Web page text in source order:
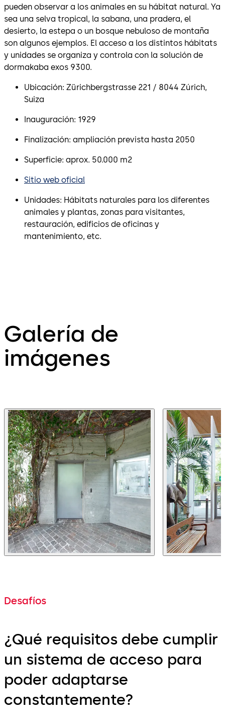
pueden observar a los animales en su hábitat natural. Ya
sea una selva tropical, la sabana, una pradera, el
desierto, la estepa o un bosque nebuloso de montaña
son algunos ejemplos. El acceso a los distintos hábitats
y unidades se organiza y controla con la solución de
dormakaba exos 9300.
Ubicación: Zürichbergstrasse 221 / 8044 Zúrich,
Suiza
Inauguración: 1929
Finalización: ampliación prevista hasta 2050
Superficie: aprox. 50.000 m2
Sitio web oficial
Unidades: Hábitats naturales para los diferentes
animales y plantas, zonas para visitantes,
restauración, edificios de oficinas y
mantenimiento, etc.
Galería de
imágenes
Desafíos
¿Qué requisitos debe cumplir
un sistema de acceso para
poder adaptarse
constantemente?